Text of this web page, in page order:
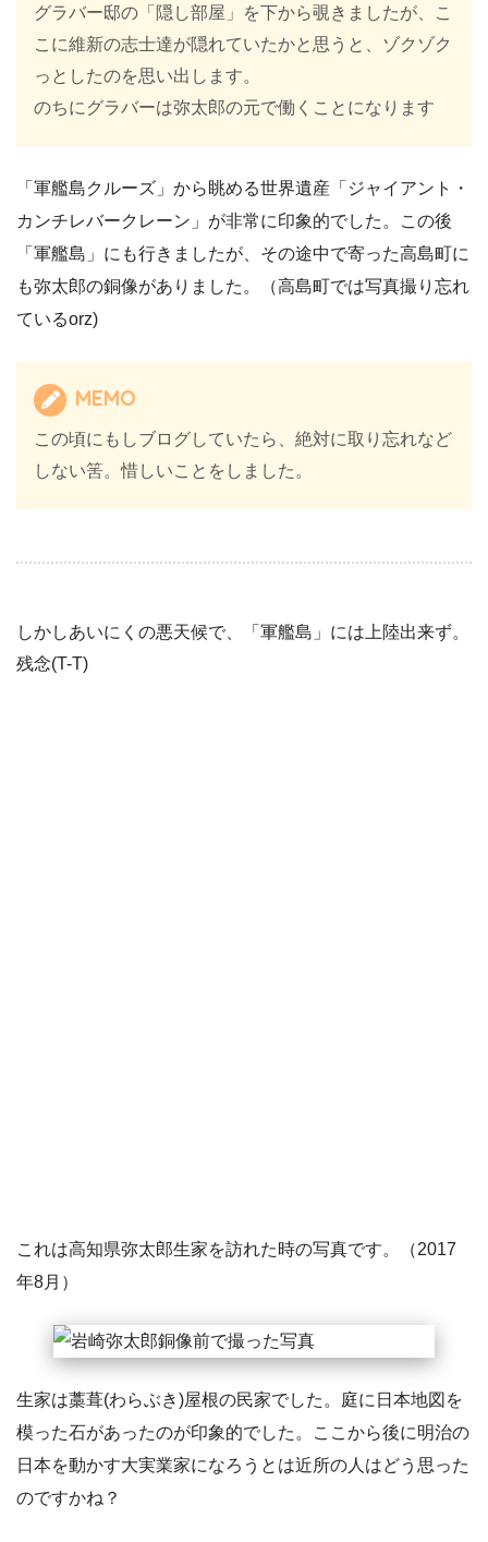
グラバー邸の「隠し部屋」を下から覗きましたが、こ
こに維新の志士達が隠れていたかと思うと、ゾクゾク
っとしたのを思い出します。
のちにグラバーは弥太郎の元で働くことになります
「軍艦島クルーズ」から眺める世界遺産「ジャイアント・
カンチレバークレーン」が非常に印象的でした。この後
「軍艦島」にも行きましたが、その途中で寄った高島町に
も弥太郎の銅像がありました。（高島町では写真撮り忘れ
ているorz)
MEMO
この頃にもしブログしていたら、絶対に取り忘れなど
しない筈。惜しいことをしました。
しかしあいにくの悪天候で、「軍艦島」には上陸出来ず。
残念(T-T)
これは高知県弥太郎生家を訪れた時の写真です。（2017
年8月）
生家は藁葺(わらぶき)屋根の民家でした。庭に日本地図を
模った石があったのが印象的でした。ここから後に明治の
日本を動かす大実業家になろうとは近所の人はどう思った
のですかね？